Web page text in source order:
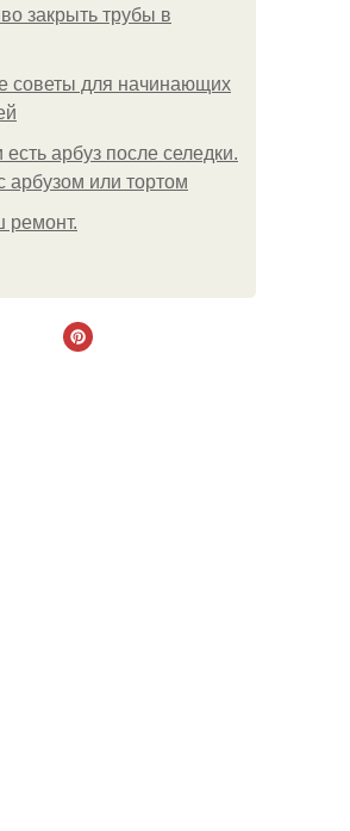
закрыть трубы в
советы для начинающих
арбуз после селедки.
арбузом или тортом
ремoнт.